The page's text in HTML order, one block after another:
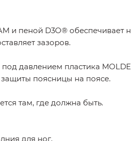
и пеной D3O® обеспечивает
зазоров.
давлением пластика
поясницы на поясе.
там, где должна быть.
для ног.